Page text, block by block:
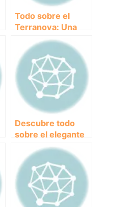
Todo sobre el
Terranova: Una
raza de perro
digna de conocer
Descubre todo
sobre el elegante
Galgo Español:
Historia,
características y
cuidados